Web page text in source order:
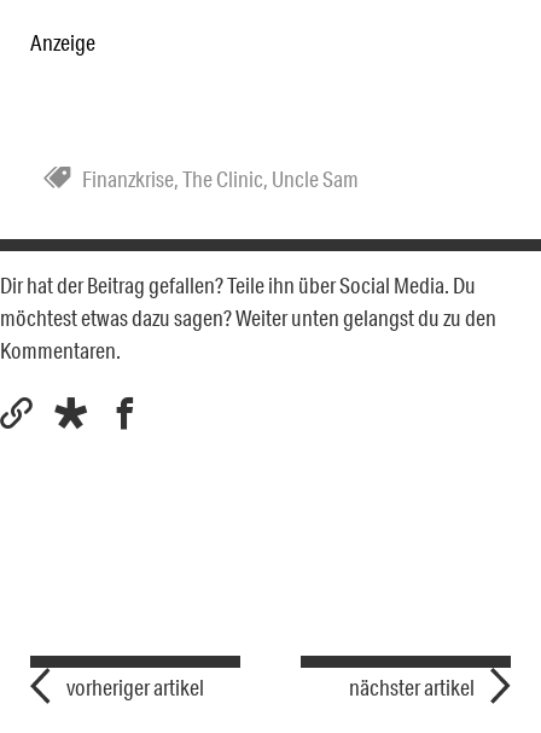
Anzeige
Finanzkrise,The Clinic, Uncle Sam
Dir hat der Beitrag gefallen? Teile ihn über Social Media. Du
möchtest etwas dazu sagen? Weiter unten gelangst du zu den
Kommentaren.
vorheriger artikel nächster artikel